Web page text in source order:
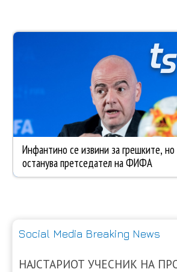
Social Media Breaking News
НАЈСТАРИОТ УЧЕСНИК НА